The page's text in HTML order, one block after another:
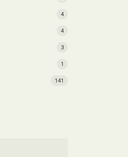
4
4
3
1
141